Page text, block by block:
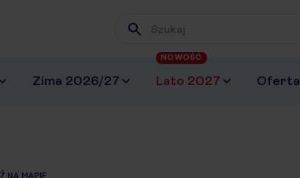
Wpisz frazę, której szukasz
Zima 2026/27 Lato 2027
NOWOŚĆ
Oferta
NA MAPIE